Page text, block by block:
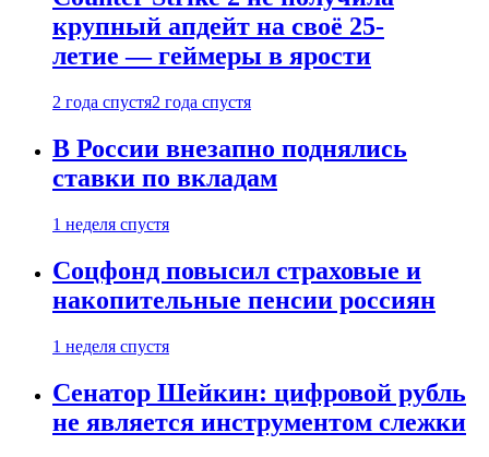
крупный апдейт на своё 25-
летие — геймеры в ярости
2 года спустя2 года спустя
В России внезапно поднялись
ставки по вкладам
1 неделя спустя
Соцфонд повысил страховые и
накопительные пенсии россиян
1 неделя спустя
Сенатор Шейкин: цифровой рубль
не является инструментом слежки